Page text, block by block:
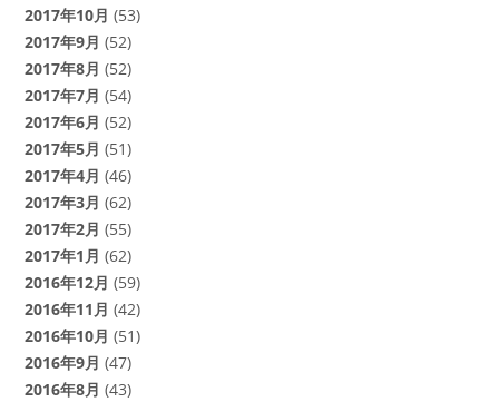
2017年10月 (53)
2017年9月 (52)
2017年8月 (52)
2017年7月 (54)
2017年6月 (52)
2017年5月 (51)
2017年4月 (46)
2017年3月 (62)
2017年2月 (55)
2017年1月 (62)
2016年12月 (59)
2016年11月 (42)
2016年10月 (51)
2016年9月 (47)
2016年8月 (43)